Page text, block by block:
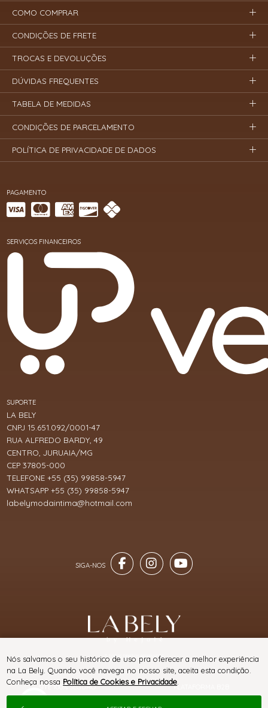
PAGAMENTO
SERVIÇOS FINANCEIROS
SITE 100% SEGURO PLATAFORMA B2B
SUPORTE
LA BELY
CNPJ 15.651.092/0001-47
RUA ALFREDO BARDY, 49
CENTRO, JURUAIA/MG
CEP 37805-000
TELEFONE +55 (35) 99858-5947
WHATSAPP +55 (35) 99858-5947
labelymodaintima@hotmail.com
COMO COMPRAR
CONDIÇÕES DE FRETE
TROCAS E DEVOLUÇÕES
DÚVIDAS FREQUENTES
TABELA DE MEDIDAS
CONDIÇÕES DE PARCELAMENTO
POLÍTICA DE PRIVACIDADE DE DADOS
® TODOS DIREITOS RESERVADOS
Nós salvamos o seu histórico de uso pra oferecer a melhor experiência
na La Bely. Quando você navega no nosso site, aceita esta condição.
Conheça nossa Política de Cookies e Privacidade